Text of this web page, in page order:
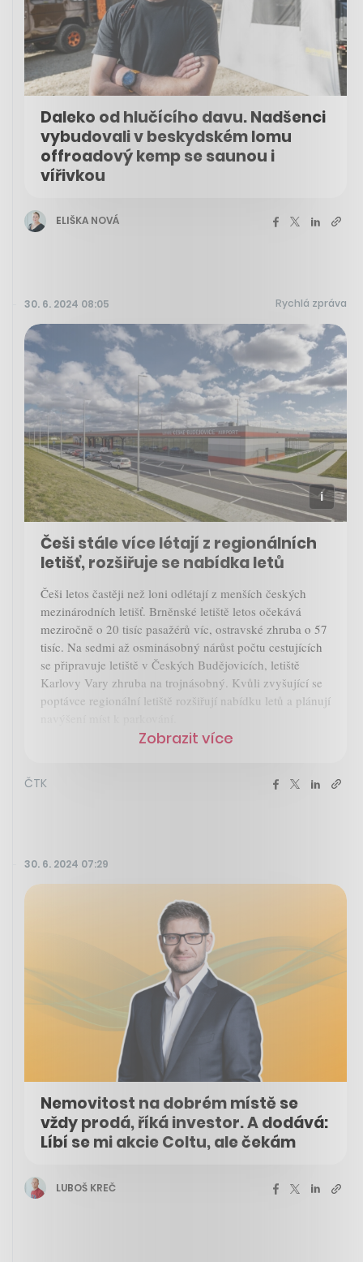
Daleko od hlučícího davu. Nadšenci
vybudovali v beskydském lomu
offroadový kemp se saunou i
vířivkou
ELIŠKA NOVÁ
30. 6. 2024 08:05 Rychlá zpráva
Češi stále více létají z regionálních
letišť, rozšiřuje se nabídka letů
Češi letos častěji než loni odlétají z menších českých
mezinárodních letišť. Brněnské letiště letos očekává
meziročně o 20 tisíc pasažérů víc, ostravské zhruba o 57
tisíc. Na sedmi až osminásobný nárůst počtu cestujících
se připravuje letiště v Českých Budějovicích, letiště
Karlovy Vary zhruba na trojnásobný. Kvůli zvyšující se
poptávce regionální letiště rozšiřují nabídku letů a plánují
Zobrazit více
ČTK
30. 6. 2024 07:29
Nemovitost na dobrém místě se
vždy prodá, říká investor. A dodává:
Líbí se mi akcie Coltu, ale čekám
LUBOŠ KREČ